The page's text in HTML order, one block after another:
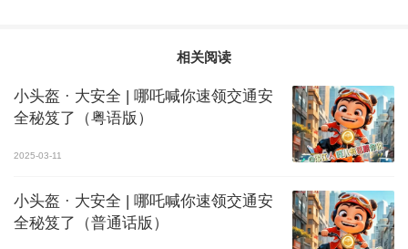
相关阅读
小头盔 · 大安全 | 哪吒喊你速领交通安
全秘笈了（粤语版）
2025-03-11
小头盔 · 大安全 | 哪吒喊你速领交通安
全秘笈了（普通话版）